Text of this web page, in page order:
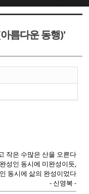
름다운 동행)'
작은 수많은 산을 오른다
성인 동시에 미완성이듯,
동시에 삶의 완성이었다
- 신영복 -
5
5
5
5